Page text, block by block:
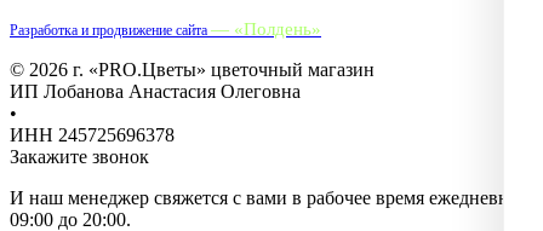
Разработка и продвижение сайта — «Полдень»
© 2026 г. «PRO.Цветы» цветочный магазин
ИП Лобанова Анастасия Олеговна
•
ИНН 245725696378
Закажите звонок
И наш менеджер свяжется с вами в рабочее время ежедневно с
09:00 до 20:00.